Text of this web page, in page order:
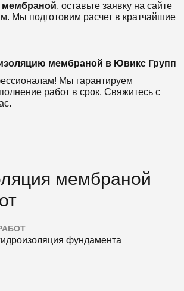
мембраной, оставьте заявку на сайте
Мы подготовим расчет в кратчайшие
мембраной в Ювикс Групп
Мы гарантируем
работ в срок. Свяжитесь с
мембраной
фундамента